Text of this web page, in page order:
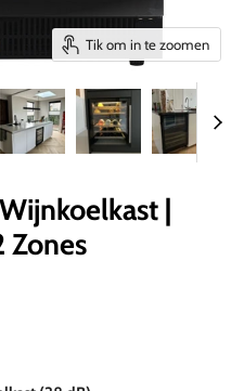
Tik om in te zoomen
|
Zones